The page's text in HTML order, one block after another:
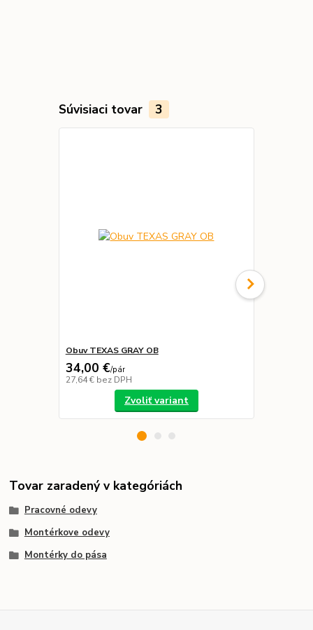
Súvisiaci tovar 3
Obuv TEXAS GRAY OB
34,00 €/pár
27,64 € bez DPH
Zvoliť variant
Tovar zaradený v kategóriách
Pracovné odevy
Montérkove odevy
Montérky do pása